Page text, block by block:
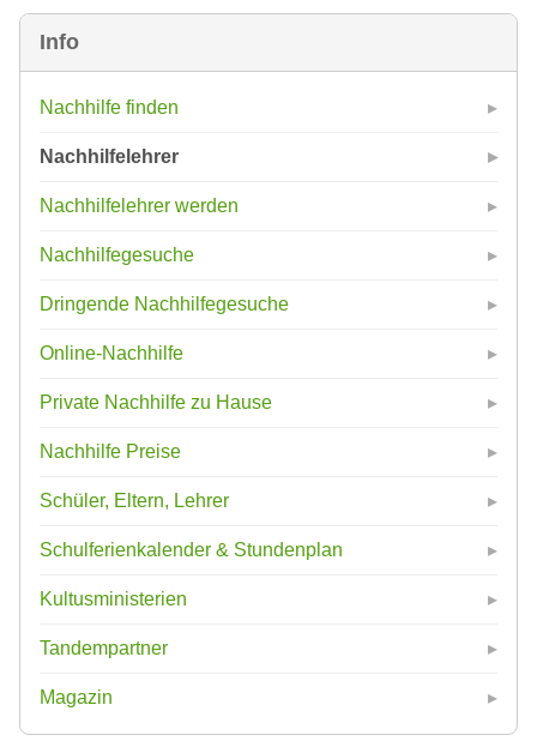
Info
Nachhilfe finden
Nachhilfelehrer
Nachhilfelehrer werden
Nachhilfegesuche
Dringende Nachhilfegesuche
Online-Nachhilfe
Private Nachhilfe zu Hause
Nachhilfe Preise
Schüler, Eltern, Lehrer
Schulferienkalender & Stundenplan
Kultusministerien
Tandempartner
Magazin